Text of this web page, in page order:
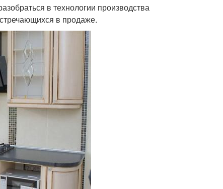
в технологии производства
в продаже.